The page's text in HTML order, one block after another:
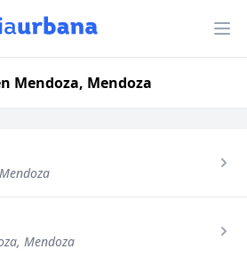
Mendoza, Mendoza
Mendoza